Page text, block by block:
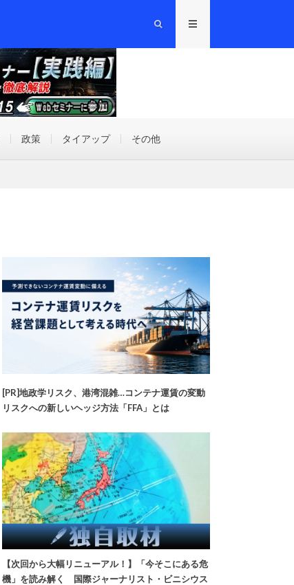
政策 タイアップ その他
[PR]地政学リスク、港湾混雑…コンテナ運賃の変動
リスクへの新しいヘッジ方法「FFA」とは
【次回から大幅リニューアル！】「今そこにある危
機」を読み解く 国際ジャーナリスト・ビニシウス